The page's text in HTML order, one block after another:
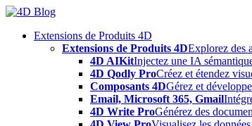
Skip
contentExtensions de Produits 4D
Extensions de Produits 4DExplorez des
4D AIKitInjectez une IA
4D Qodly ProCréez et étendez
Composants 4DGérez et
Email, Microsoft 365, Gmail
4D Write ProGénérez des